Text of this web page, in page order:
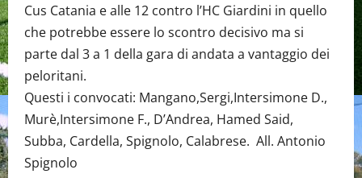
Cus Catania e alle 12 contro l’HC Giardini in quello
che potrebbe essere lo scontro decisivo ma si
parte dal 3 a 1 della gara di andata a vantaggio dei
peloritani.
Questi i convocati: Mangano,Sergi,Intersimone D.,
Murè,Intersimone F., D’Andrea, Hamed Said,
Subba, Cardella, Spignolo, Calabrese. All. Antonio
Spignolo